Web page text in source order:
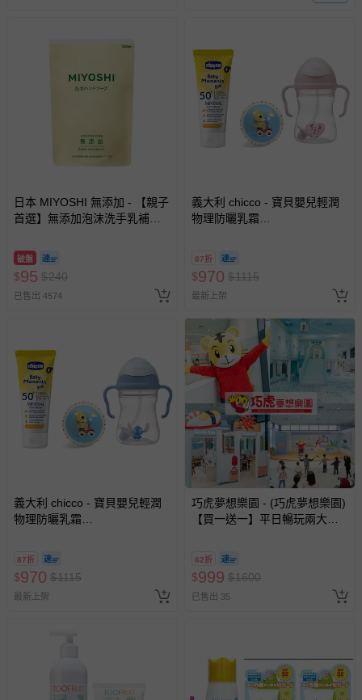
日本 MIYOSHI 無添加 - 【親子
首選】無添加泡沫洗手乳補充
破盤
$95 $240
已售出 4574
義大利 chicco - 寶貝嬰兒輕潤
物理防曬乳霜
防漏PP水杯240ml+DJECO發
展遊戲彈力球12cm隨機-草莓米
妮
87折
$970 $1115
最新上架
義大利 chicco - 寶貝嬰兒輕潤
物理防曬乳霜
防漏PP水杯240ml+DJECO發
展遊戲彈力球12cm隨機-史迪奇
87折
$970 $1115
最新上架
巧虎夢想樂園 - (巧虎夢想樂園)
【買一送一】平日暢玩兩大一
換，贈送券現場領取)-效期至
2026/10/16 正券逾期視同現金
券使用
62折
$999 $1600
已售出 35